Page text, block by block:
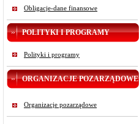
Obligacje-dane finansowe
POLITYKI I PROGRAMY
Polityki i programy
ORGANIZACJE POZARZĄDOWE
Organizacje pozarządowe